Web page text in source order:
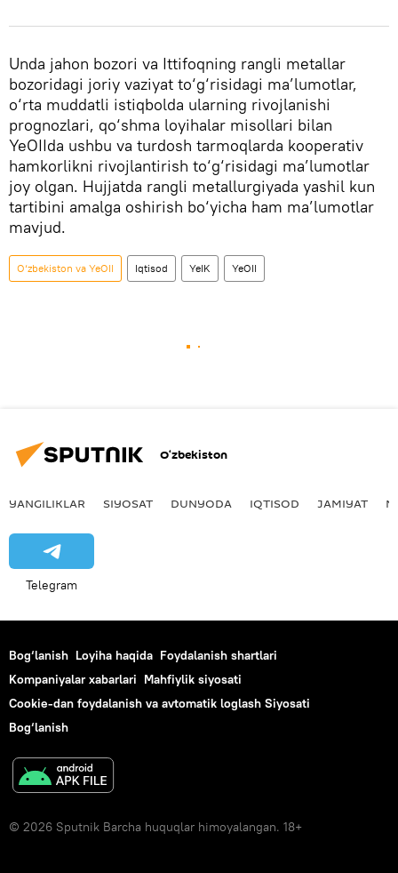
Unda jahon bozori va Ittifoqning rangli metallar
bozoridagi joriy vaziyat to‘g‘risidagi ma’lumotlar,
o‘rta muddatli istiqbolda ularning rivojlanishi
prognozlari, qo‘shma loyihalar misollari bilan
YeOIIda ushbu va turdosh tarmoqlarda kooperativ
hamkorlikni rivojlantirish to‘g‘risidagi ma’lumotlar
joy olgan. Hujjatda rangli metallurgiyada yashil kun
tartibini amalga oshirish bo‘yicha ham ma’lumotlar
mavjud.
O‘zbekiston va YeOII Iqtisod YeIK YeOII
O‘zbekiston
YANGILIKLAR SIYOSAT DUNYODA IQTISOD JAMIYAT
Telegram
Bog‘lanish Loyiha haqida Foydalanish shartlari
Kompaniyalar xabarlari Mahfiylik siyosati
Cookie-dan foydalanish va avtomatik loglash Siyosati
Bog‘lanish
© 2026 Sputnik Barcha huquqlar himoyalangan. 18+